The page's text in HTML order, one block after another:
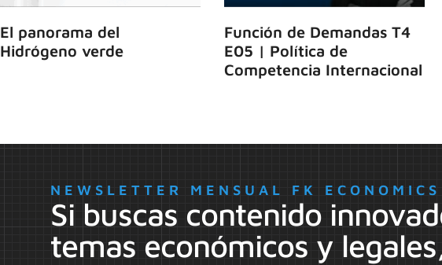
El panorama del
Hidrógeno verde
Función de Demandas T4
E05 | Política de
Competencia Internacional
NEWSLETTER MENSUAL FK ECONOMICS
Si buscas contenido
temas económicos y